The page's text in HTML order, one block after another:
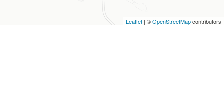
Leaflet | ©OpenStreetMapcontributors